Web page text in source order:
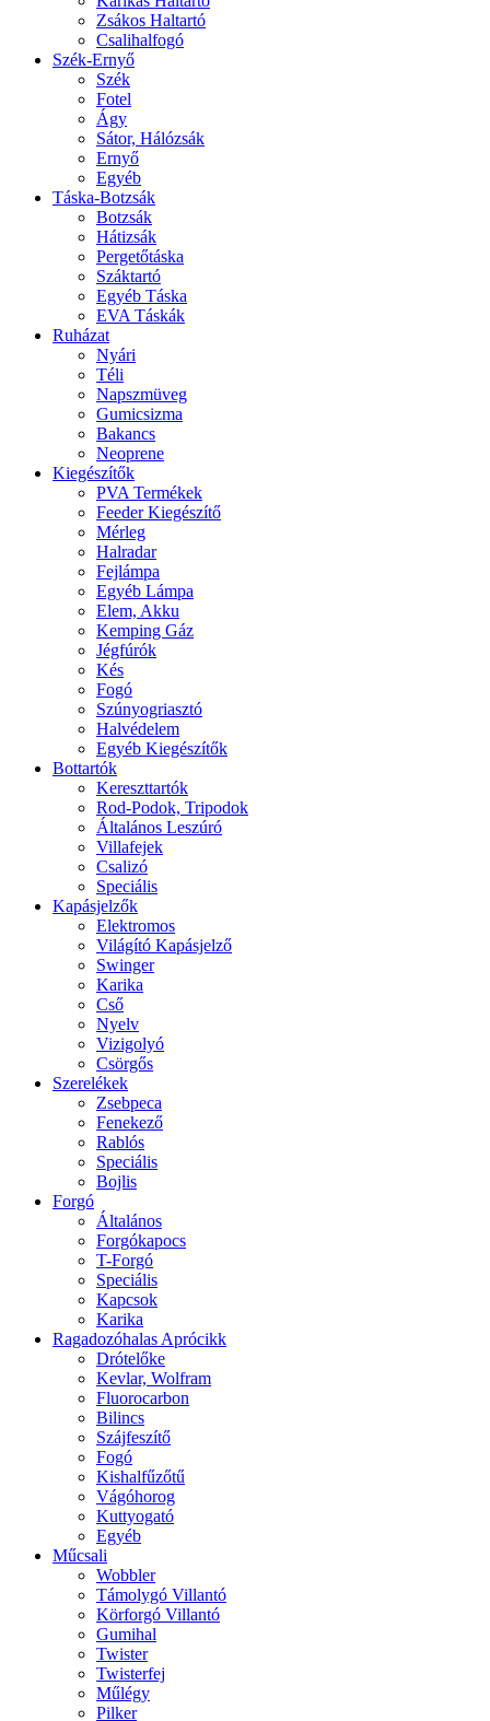
Zsákos Haltartó
Csalihalfogó
Szék-Ernyő
Szék
Fotel
Ágy
Sátor, Hálózsák
Ernyő
Egyéb
Táska-Botzsák
Botzsák
Hátizsák
Pergetőtáska
Száktartó
Egyéb Táska
EVA Táskák
Ruházat
Nyári
Téli
Napszmüveg
Gumicsizma
Bakancs
Neoprene
Kiegészítők
PVA Termékek
Feeder Kiegészítő
Mérleg
Halradar
Fejlámpa
Egyéb Lámpa
Elem, Akku
Kemping Gáz
Jégfúrók
Kés
Fogó
Szúnyogriasztó
Halvédelem
Egyéb Kiegészítők
Bottartók
Kereszttartók
Rod-Podok, Tripodok
Általános Leszúró
Villafejek
Csalizó
Speciális
Kapásjelzők
Elektromos
Világító Kapásjelző
Swinger
Karika
Cső
Nyelv
Vizigolyó
Csörgős
Szerelékek
Zsebpeca
Fenekező
Rablós
Speciális
Bojlis
Forgó
Általános
Forgókapocs
T-Forgó
Speciális
Kapcsok
Karika
Ragadozóhalas Aprócikk
Drótelőke
Kevlar, Wolfram
Fluorocarbon
Bilincs
Szájfeszítő
Fogó
Kishalfűzőtű
Vágóhorog
Kuttyogató
Egyéb
Műcsali
Wobbler
Támolygó Villantó
Körforgó Villantó
Gumihal
Twister
Twisterfej
Műlégy
Pilker